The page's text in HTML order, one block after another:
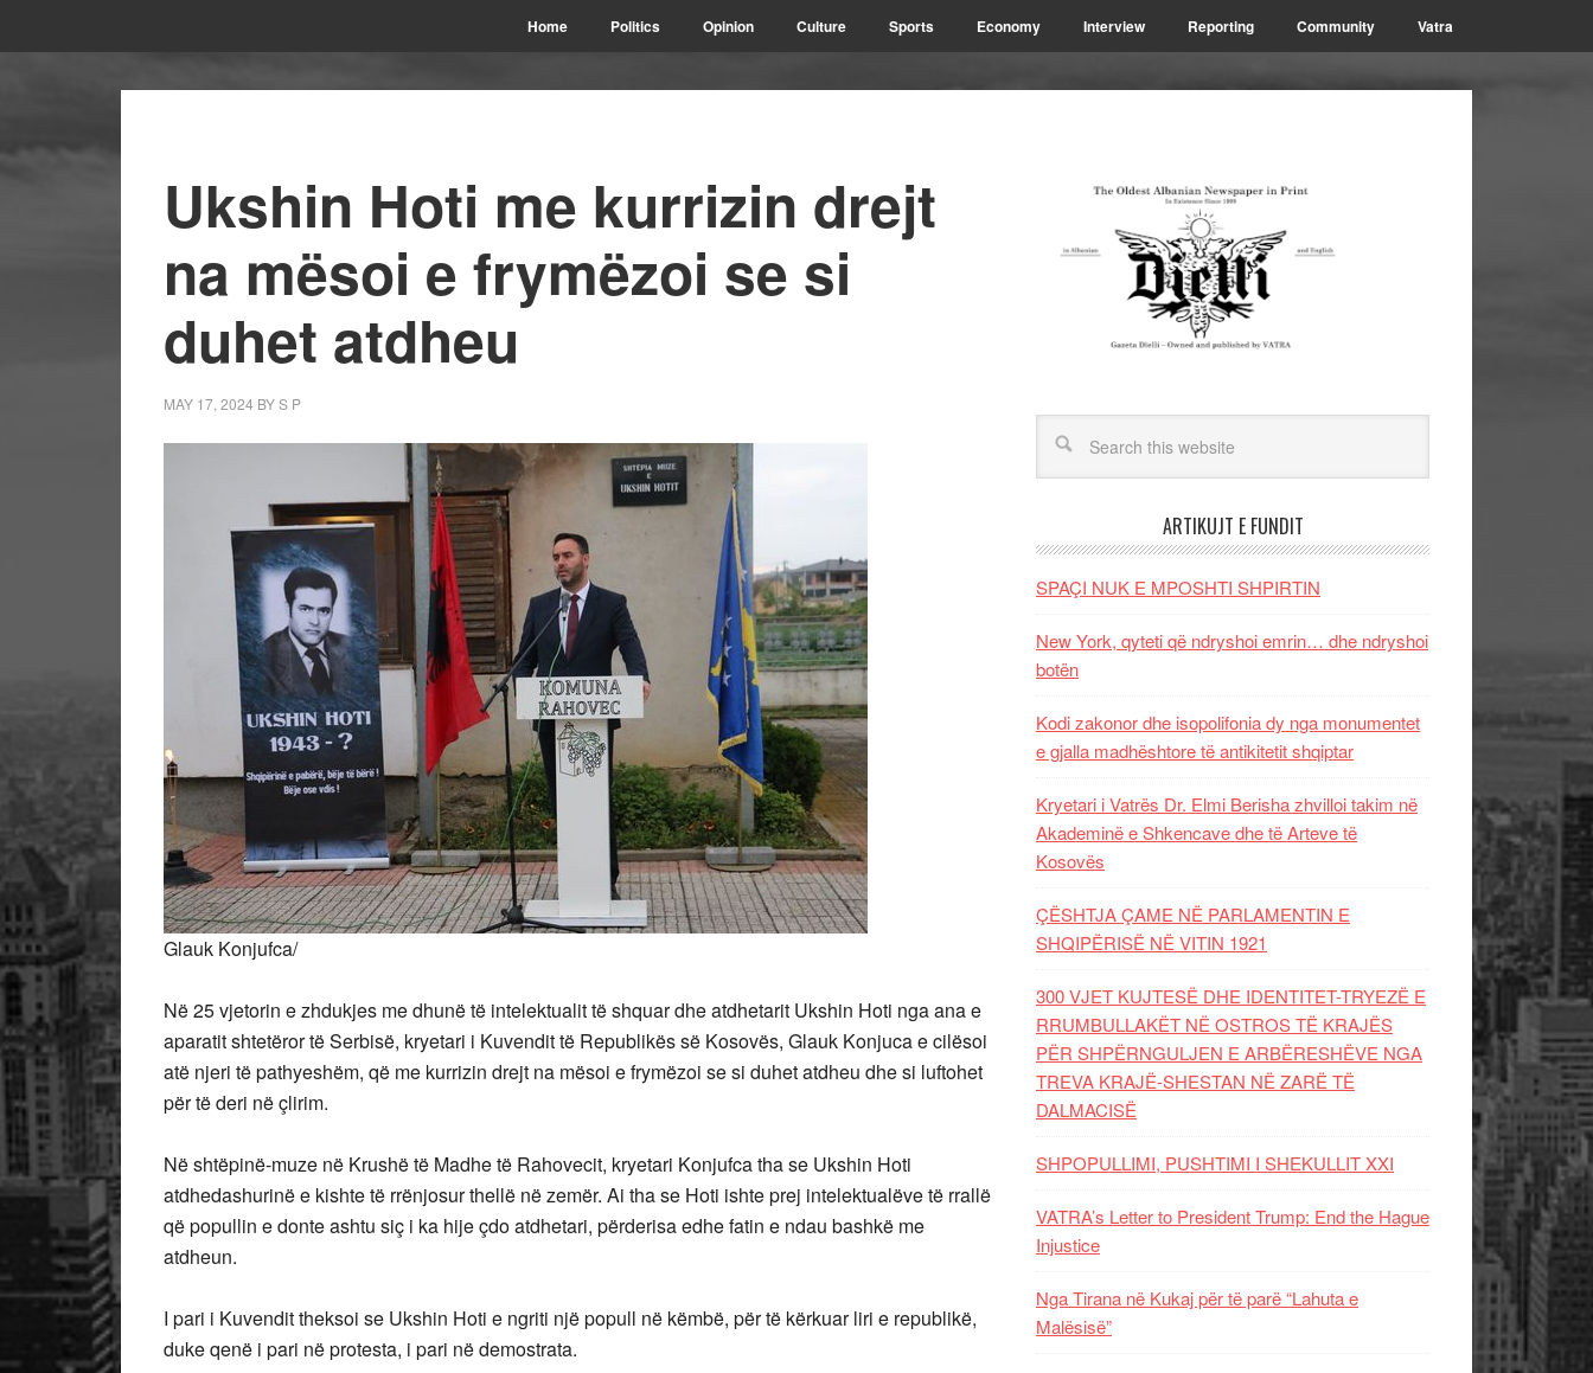
Home Politics Opinion Culture Sports Economy Interview Reporting Community Vatra
Ukshin Hoti me kurrizin drejt
na mësoi e frymëzoi se si
duhet atdheu
MAY 17, 2024 BYS P
Glauk Konjufca/
Në 25 vjetorin e zhdukjes me dhunë të intelektualit të shquar dhe atdhetarit Ukshin Hoti nga ana e
aparatit shtetëror të Serbisë, kryetari i Kuvendit të Republikës së Kosovës, Glauk Konjuca e cilësoi
atë njeri të pathyeshëm, që me kurrizin drejt na mësoi e frymëzoi se si duhet atdheu dhe si luftohet
për të deri në çlirim.
Nështëpinë-muze në Krushë të Madhe të Rahovecit, kryetari Konjufca tha se Ukshin Hoti
atdhedashurinë e kishte të rrënjosur thellë në zemër. Ai tha se Hoti ishte prej intelektualëve të rrallë
që popullin e donte ashtu siç i ka hije çdo atdhetari, përderisa edhe fatin e ndau bashkë me
atdheun.
I pari i Kuvendit theksoi se Ukshin Hoti e ngriti një popull në këmbë, për të kërkuar liri e republikë,
duke qenë i pari në protesta, i pari në demostrata.
ARTIKUJT E FUNDIT
SPAÇI NUK E MPOSHTI SHPIRTIN
New York, qyteti që ndryshoi emrin… dhe ndryshoi
botën
Kodi zakonor dhe isopolifonia dy nga monumentet
e gjalla madhështore të antikitetit shqiptar
Kryetari i Vatrës Dr. Elmi Berisha zhvilloi takim në
Akademinë e Shkencave dhe të Arteve të
Kosovës
ÇËSHTJA ÇAME NË PARLAMENTIN E
SHQIPËRISË NË VITIN 1921
300 VJET KUJTESË DHE IDENTITET-TRYEZË E
RRUMBULLAKËT NË OSTROS TË KRAJËS
PËR SHPËRNGULJEN E ARBËRESHËVE NGA
TREVA KRAJË-SHESTAN NË ZARË TË
DALMACISË
SHPOPULLIMI, PUSHTIMI I SHEKULLIT XXI
VATRA’s Letter to President Trump: End the Hague
Injustice
Nga Tirana në Kukaj për të parë “Lahuta e
Malësisë”